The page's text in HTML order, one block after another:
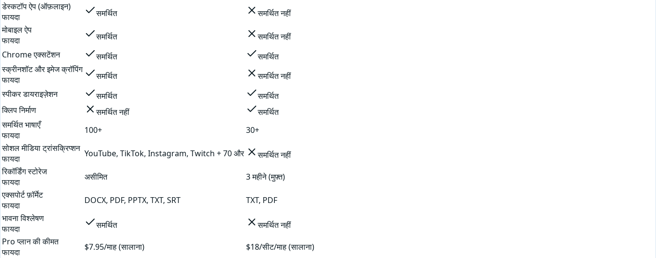
डेस्कटॉप ऐप (ऑफ़लाइन)
फायदा
समर्थित
समर्थित नहीं
मोबाइल ऐप
फायदा
समर्थित
समर्थित नहीं
Chrome एक्सटेंशन
समर्थित
समर्थित
स्क्रीनशॉट और इमेज क्रॉपिंग
फायदा
समर्थित
समर्थित नहीं
स्पीकर डायराइज़ेशन
समर्थित
समर्थित
क्लिप निर्माण
समर्थित नहीं
समर्थित
समर्थित भाषाएँ
फायदा
100+
30+
सोशल मीडिया ट्रांसक्रिप्शन
फायदा
YouTube, TikTok, Instagram, Twitch + 70 और
समर्थित नहीं
रिकॉर्डिंग स्टोरेज
फायदा
असीमित
3 महीने (मुफ़्त)
एक्सपोर्ट फ़ॉर्मेट
फायदा
DOCX, PDF, PPTX, TXT, SRT
TXT, PDF
भावना विश्लेषण
फायदा
समर्थित
समर्थित नहीं
Pro प्लान की कीमत
फायदा
$7.95/माह (सालाना) $18/सीट/माह (सालाना)